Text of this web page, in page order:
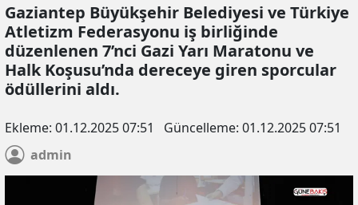
Gaziantep Büyükşehir Belediyesi ve Türkiye
Atletizm Federasyonu iş birliğinde
düzenlenen 7’nci Gazi Yarı Maratonu ve
Halk Koşusu’nda dereceye giren sporcular
ödüllerini aldı.
Ekleme: 01.12.2025 07:51 Güncelleme: 01.12.2025 07:51
admin